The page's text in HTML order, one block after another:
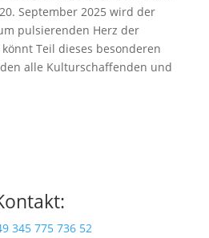
September 2025 wird der
pulsierenden Herz der
Teil dieses besonderen
alle Kulturschaffenden und
345 775 736 52